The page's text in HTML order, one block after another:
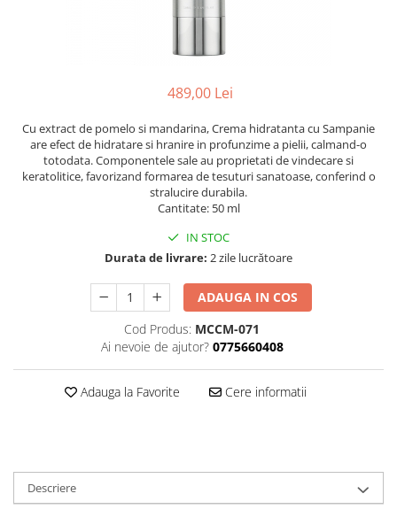
489,00 Lei
Cu extract de pomelo si mandarina, Crema hidratanta cu Sampanie
are efect de hidratare si hranire in profunzime a pielii, calmand-o
totodata. Componentele sale au proprietati de vindecare si
keratolitice, favorizand formarea de tesuturi sanatoase, conferind o
stralucire durabila.
Cantitate: 50 ml
IN STOC
Durata de livrare: 2 zile lucrătoare
ADAUGA IN COS
Cod Produs: MCCM-071
Ai nevoie de ajutor? 0775660408
Adauga la Favorite Cere informatii
Descriere